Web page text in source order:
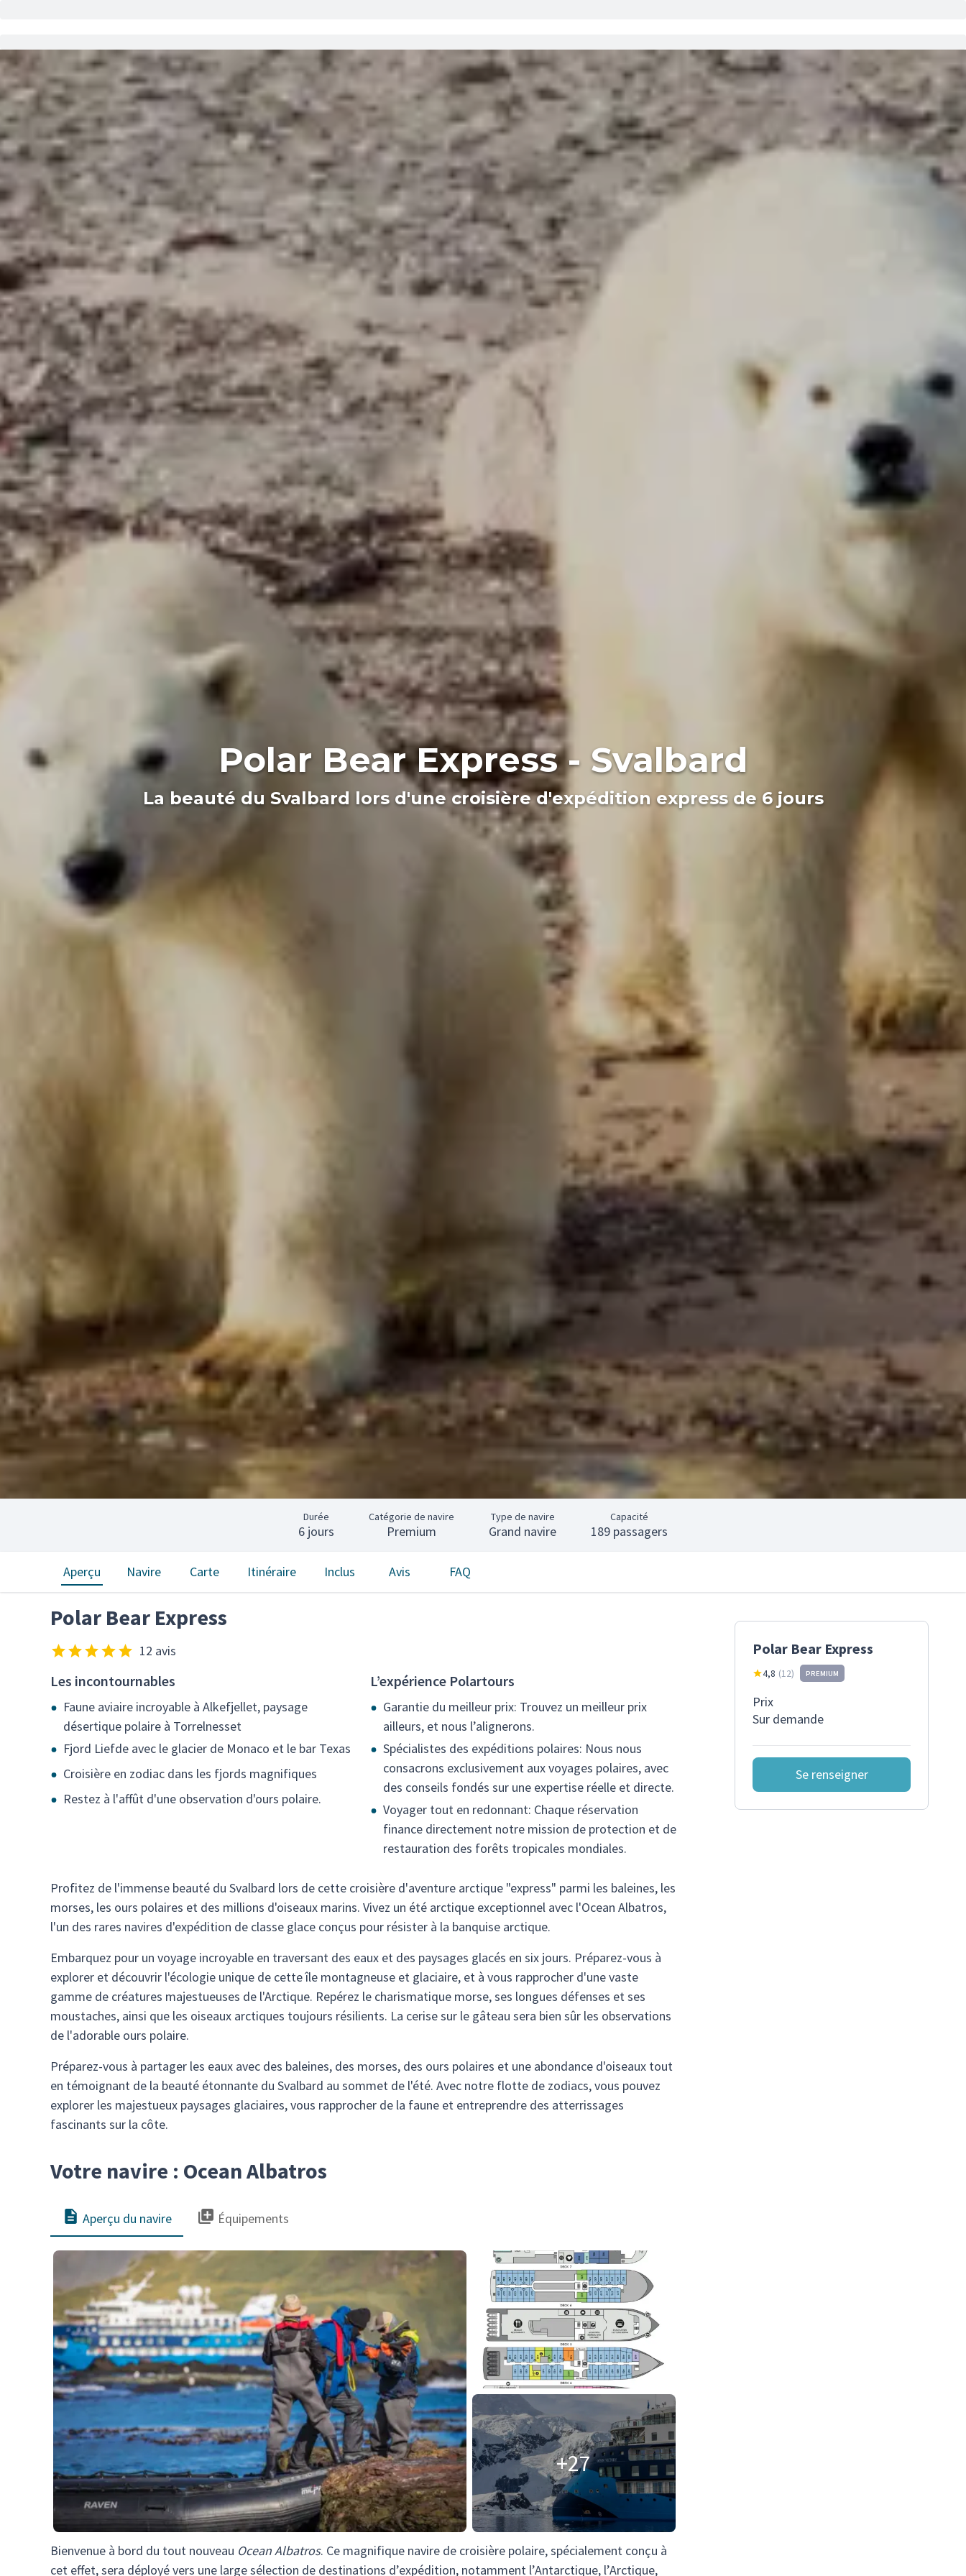
Polar Bear Express - Svalbard
La beauté du Svalbard lors d'une croisière d'expédition express de 6 jours
Durée
6 jours
Catégorie de navire
Premium
Type de navire
Grand navire
Capacité
189 passagers
Aperçu Navire Carte Itinéraire Inclus Avis FAQ
Polar Bear Express
12 avis
Les incontournables
Faune aviaire incroyable à Alkefjellet, paysage
désertique polaire à Torrelnesset
Fjord Liefde avec le glacier de Monaco et le bar Texas
Croisière en zodiac dans les fjords magnifiques
Restez à l'affût d'une observation d'ours polaire.
L’expérience Polartours
Garantie du meilleur prix: Trouvez un meilleur prix
ailleurs, et nous l’alignerons.
Spécialistes des expéditions polaires: Nous nous
consacrons exclusivement aux voyages polaires, avec
des conseils fondés sur une expertise réelle et directe.
Voyager tout en redonnant: Chaque réservation
finance directement notre mission de protection et de
restauration des forêts tropicales mondiales.
Profitez de l'immense beauté du Svalbard lors de cette croisière d'aventure arctique "express" parmi les baleines, les
morses, les ours polaires et des millions d'oiseaux marins. Vivez un été arctique exceptionnel avec l'Ocean Albatros,
l'un des rares navires d'expédition de classe glace conçus pour résister à la banquise arctique.
Embarquez pour un voyage incroyable en traversant des eaux et des paysages glacés en six jours. Préparez-vous à
explorer et découvrir l'écologie unique de cette île montagneuse et glaciaire, et à vous rapprocher d'une vaste
gamme de créatures majestueuses de l'Arctique. Repérez le charismatique morse, ses longues défenses et ses
moustaches, ainsi que les oiseaux arctiques toujours résilients. La cerise sur le gâteau sera bien sûr les observations
de l'adorable ours polaire.
Préparez-vous à partager les eaux avec des baleines, des morses, des ours polaires et une abondance d'oiseaux tout
en témoignant de la beauté étonnante du Svalbard au sommet de l'été. Avec notre flotte de zodiacs, vous pouvez
explorer les majestueux paysages glaciaires, vous rapprocher de la faune et entreprendre des atterrissages
fascinants sur la côte.
Votre navire : Ocean Albatros
Aperçu du navire Équipements
+27
Bienvenue à bord du tout nouveau Ocean Albatros. Ce magnifique navire de croisière polaire, spécialement conçu à
cet effet, sera déployé vers une large sélection de destinations d’expédition, notamment l’Antarctique, l’Arctique,
Polar Bear Express
4,8 (12) PREMIUM
Prix
Sur demande
Se renseigner